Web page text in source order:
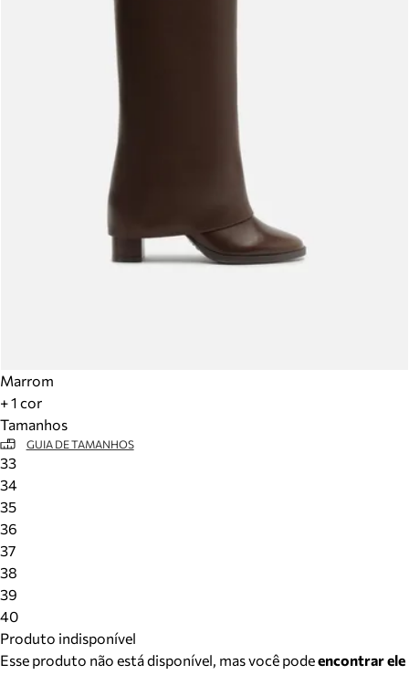
Marrom
+ 1 cor
Tamanhos
GUIA DE TAMANHOS
33
34
35
36
37
38
39
40
Produto indisponível
Esse produto não está disponível, mas você podeencontrar ele